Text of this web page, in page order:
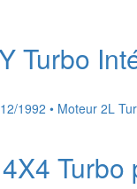
Turbo
1992 • Moteur 2L